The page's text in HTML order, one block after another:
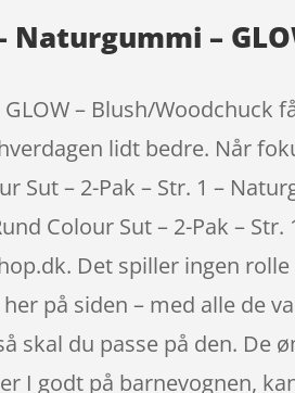
Naturgummi –
GLOW – Blush/
lidt bedre. Når
Sut – 2-Pak – Str. 1 –
Colour Sut – 2-Pak – Str.
Det spiller ingen
på siden – med alle de
skal du passe på den. De
I godt på barnevognen,